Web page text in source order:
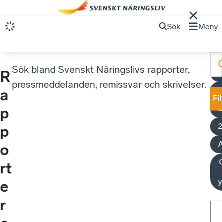
Sök Meny
R
a
p
p
o
rt
e
r
Sök bland Svenskt Näringslivs rapporter,
pressmeddelanden, remissvar och skrivelser.